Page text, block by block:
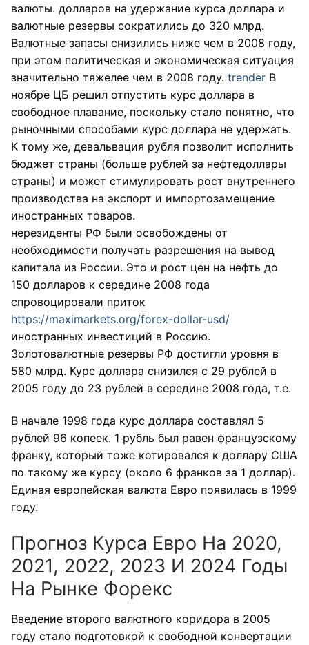
валюты. долларов на удержание курса доллара и
валютные резервы сократились до 320 млрд.
Валютные запасы снизились ниже чем в 2008 году,
при этом политическая и экономическая ситуация
значительно тяжелее чем в 2008 году. trender В
ноябре ЦБ решил отпустить курс доллара в
свободное плавание, поскольку стало понятно, что
рыночными способами курс доллара не удержать.
К тому же, девальвация рубля позволит исполнить
бюджет страны (больше рублей за нефтедоллары
страны) и может стимулировать рост внутреннего
производства на экспорт и импортозамещение
иностранных товаров.
нерезиденты РФ были освобождены от
необходимости получать разрешения на вывод
капитала из России. Это и рост цен на нефть до
150 долларов к середине 2008 года
спровоцировали приток
https://maximarkets.org/forex-dollar-usd/
иностранных инвестиций в Россию.
Золотовалютные резервы РФ достигли уровня в
580 млрд. Курс доллара снизился с 29 рублей в
2005 году до 23 рублей в середине 2008 года, т.е.
В начале 1998 года курс доллара составлял 5
рублей 96 копеек. 1 рубль был равен французскому
франку, который тоже котировался к доллару США
по такому же курсу (около 6 франков за 1 доллар).
Единая европейская валюта Евро появилась в 1999
году.
Прогноз Курса Евро На 2020,
2021, 2022, 2023 И 2024 Годы
На Рынке Форекс
Введение второго валютного коридора в 2005
году стало подготовкой к свободной конвертации